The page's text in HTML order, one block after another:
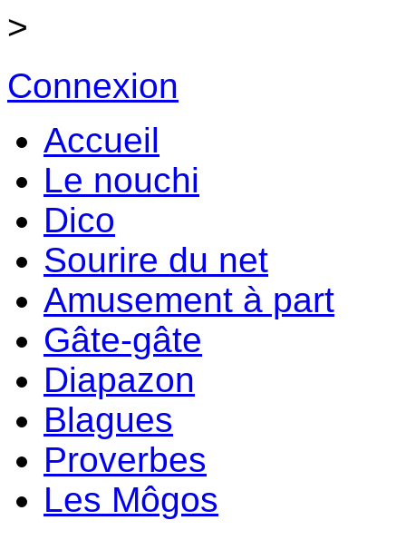
>
Connexion
Accueil
Le nouchi
Dico
Sourire du net
Amusement à part
Gâte-gâte
Diapazon
Blagues
Proverbes
Les Môgos